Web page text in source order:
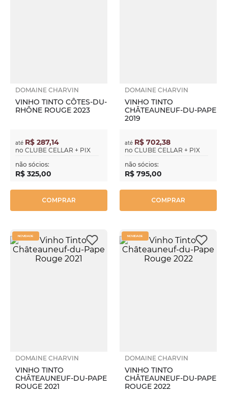
DOMAINE CHARVIN
VINHO TINTO CÔTES-DU-
RHÔNE ROUGE 2023
até R$ 287,14
no CLUBE CELLAR + PIX
não sócios:
R$ 325,00
COMPRAR
DOMAINE CHARVIN
VINHO TINTO
CHÂTEAUNEUF-DU-PAPE
2019
até R$ 702,38
no CLUBE CELLAR + PIX
não sócios:
R$ 795,00
COMPRAR
NOVIDADE
DOMAINE CHARVIN
VINHO TINTO
CHÂTEAUNEUF-DU-PAPE
ROUGE 2021
NOVIDADE
DOMAINE CHARVIN
VINHO TINTO
CHÂTEAUNEUF-DU-PAPE
ROUGE 2022